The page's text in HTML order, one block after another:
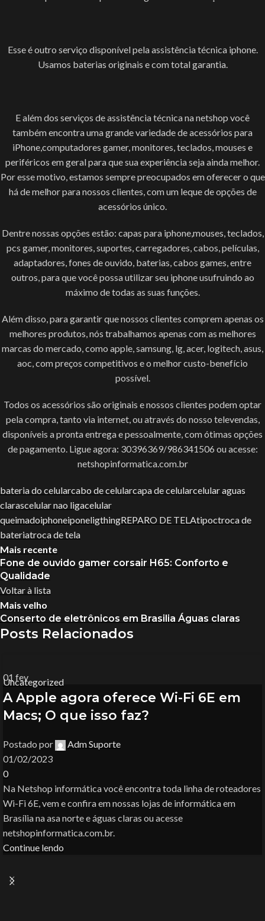
Esse é outro serviço disponível pela assistência técnica iphone.
Usamos baterias originais e com total garantia.
E além dos serviços de assistência técnica na netshop você
também encontra uma grande variedade de acessórios para
iPhone,computadores gamer, monitores, teclados, mouses e
periféricos em geral para que sua experiência seja ainda melhor.
Por esse motivo, estamos sempre preocupados em oferecer o que
há de melhor para nossos clientes, com um leque de opções de
acessórios único.
Dentre nossas opções estão: capas para iphone,mouses, teclados,
pcs gamer, monitores, suportes, carregadores, cabos, películas,
adaptadores, fones de ouvido, baterias, cabos games, entre
outros, para que você possa utilizar seu iphone usufruindo ao
máximo de todas as suas funções.
Além disso, para garantir que nossos clientes comprem apenas os
melhores produtos, nós trabalhamos apenas com as melhores
marcas do mercado, como apple, samsung, lg, acer, logitech, asus,
aoc, com preços competitivos e o melhor custo-benefício
possível.
Todos os acessórios são originais e nossos clientes podem optar
pela compra, tanto via internet, ou através do nosso televendas,
disponíveis a pronta entrega e pessoalmente, com ótimas opções
de pagamento. Ligue agora: 30396369/986341506 ou acesse:
netshopinformatica.com.br
bateria do celularcabo de celularcapa de celularcelular aguas
clarascelular nao ligacelular
queimadoiphoneiponeligthingREPARO DE TELAtipoctroca de
bateriatroca de tela
Mais recente
Fone de ouvido gamer corsair H65: Conforto e
Qualidade
Voltar à lista
Mais velho
Conserto de eletrônicos em Brasilia Águas claras
Posts Relacionados
01 fev
Uncategorized
A Apple agora oferece Wi-Fi 6E em
Macs; O que isso faz?
Postado por
Adm Suporte
01/02/2023
0
Na Netshop informática você encontra toda linha de roteadores
Wi-Fi 6E, vem e confira em nossas lojas de informática em
Brasília na asa norte e águas claras ou acesse
netshopinformatica.com.br.
Continue lendo